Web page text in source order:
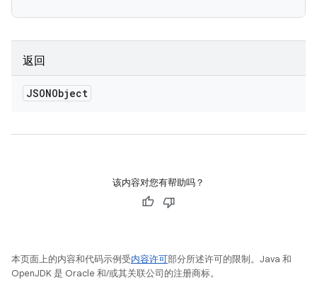
返回
JSONObject
该内容对您有帮助吗？
本页面上的内容和代码示例受内容许可部分所述许可的限制。Java 和
OpenJDK 是 Oracle 和/或其关联公司的注册商标。